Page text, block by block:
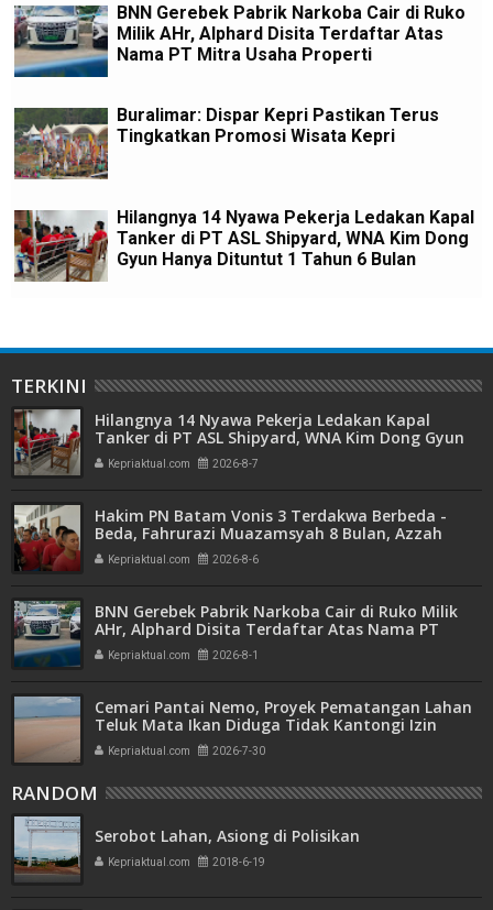
BNN Gerebek Pabrik Narkoba Cair di Ruko
Milik AHr, Alphard Disita Terdaftar Atas
Nama PT Mitra Usaha Properti
Buralimar: Dispar Kepri Pastikan Terus
Tingkatkan Promosi Wisata Kepri
Hilangnya 14 Nyawa Pekerja Ledakan Kapal
Tanker di PT ASL Shipyard, WNA Kim Dong
Gyun Hanya Dituntut 1 Tahun 6 Bulan
TERKINI
Hilangnya 14 Nyawa Pekerja Ledakan Kapal
Tanker di PT ASL Shipyard, WNA Kim Dong Gyun
Hanya Dituntut 1 Tahun 6 Bulan
Kepriaktual.com 2026-8-7
Hakim PN Batam Vonis 3 Terdakwa Berbeda -
Beda, Fahrurazi Muazamsyah 8 Bulan, Azzah
Azzurah dan Risma Divonis 2 Tahun 6 Bulan
Kepriaktual.com 2026-8-6
BNN Gerebek Pabrik Narkoba Cair di Ruko Milik
AHr, Alphard Disita Terdaftar Atas Nama PT
Mitra Usaha Properti
Kepriaktual.com 2026-8-1
Cemari Pantai Nemo, Proyek Pematangan Lahan
Teluk Mata Ikan Diduga Tidak Kantongi Izin
Amdal
Kepriaktual.com 2026-7-30
RANDOM
Serobot Lahan, Asiong di Polisikan
Kepriaktual.com 2018-6-19